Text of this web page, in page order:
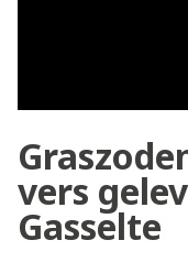
vers
Gasselte